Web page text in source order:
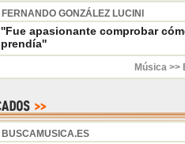
FERNANDO GONZÁLEZ LUCINI
''Fue apasionante comprobar
prendía''
Música >>
BUSCAMUSICA.ES